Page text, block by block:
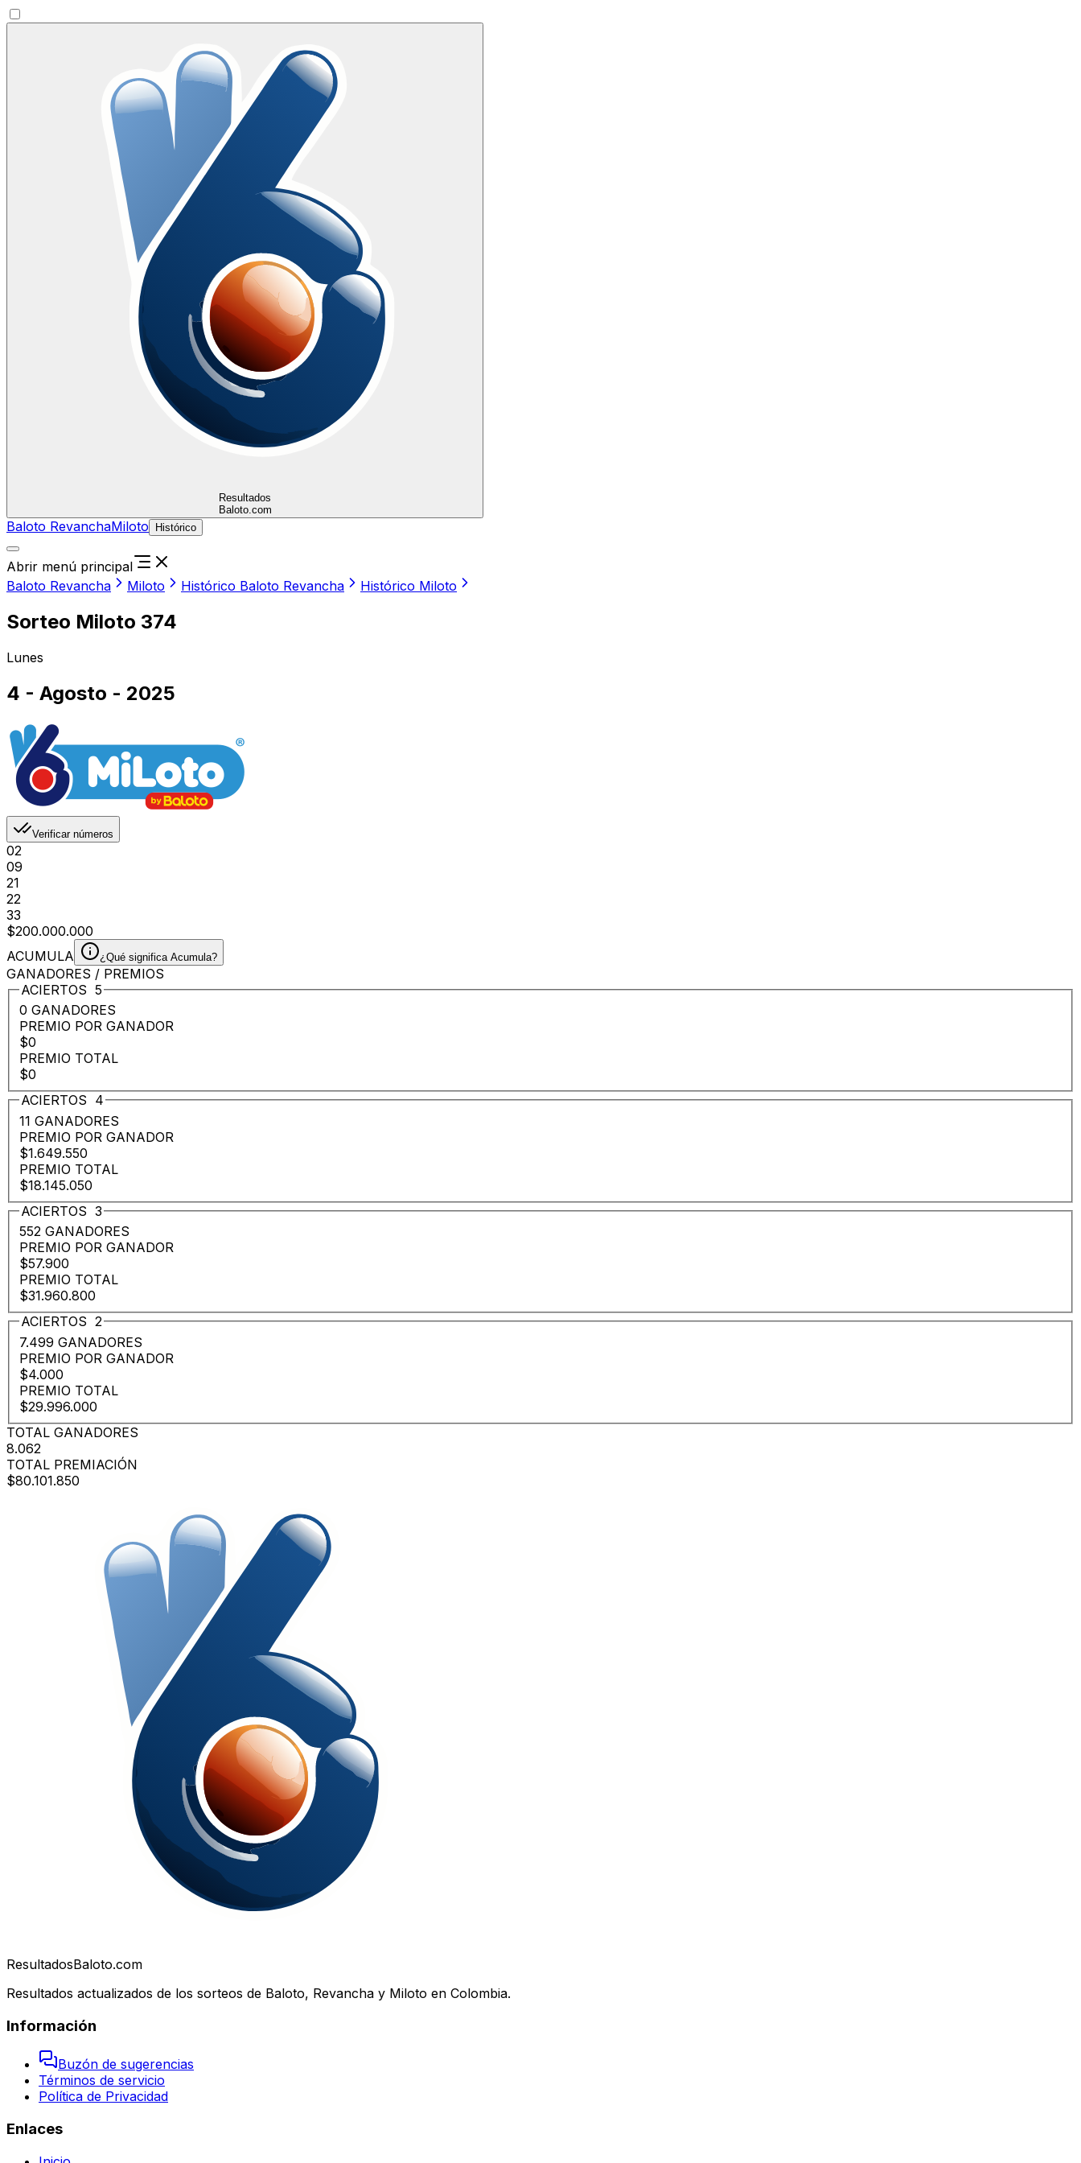
Resultados
Baloto.com
Baloto RevanchaMiloto Histórico
Abrir menú principal
Baloto Revancha
Miloto Histórico Baloto Revancha Histórico Miloto
Sorteo Miloto 374
Lunes
4 - Agosto - 2025
Verificar números
02
09
21
22
33
$200.000.000
ACUMULA
¿Qué significa Acumula?
GANADORES / PREMIOS
ACIERTOS 5
0 GANADORES
PREMIO POR GANADOR
$0
PREMIO TOTAL
$0
ACIERTOS 4
11 GANADORES
PREMIO POR GANADOR
$1.649.550
PREMIO TOTAL
$18.145.050
ACIERTOS 3
552 GANADORES
PREMIO POR GANADOR
$57.900
PREMIO TOTAL
$31.960.800
ACIERTOS 2
7.499 GANADORES
PREMIO POR GANADOR
$4.000
PREMIO TOTAL
$29.996.000
TOTAL GANADORES
8.062
TOTAL PREMIACIÓN
$80.101.850
ResultadosBaloto.com
Resultados actualizados de los sorteos de Baloto, Revancha y Miloto en Colombia.
Información
Buzón de sugerencias
Términos de servicio
Política de Privacidad
Enlaces